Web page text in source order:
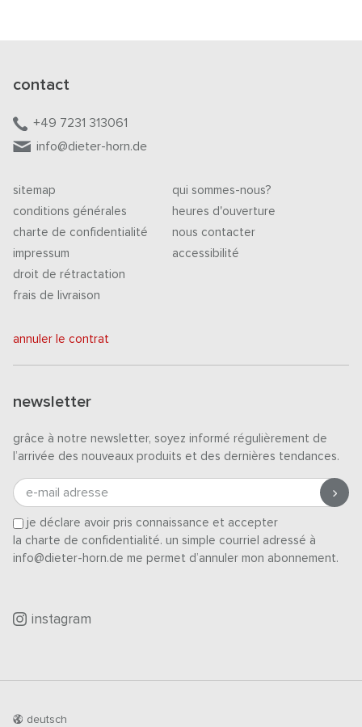
contact
+49 7231 313061
info@dieter-horn.de
sitemap
conditions générales
charte de confidentialité
impressum
droit de rétractation
frais de livraison
qui sommes-nous?
heures d'ouverture
nous contacter
accessibilité
annuler le contrat
newsletter
grâce à notre newsletter, soyez informé régulièrement de
l’arrivée des nouveaux produits et des dernières tendances.
e-mail adresse
je déclare avoir pris connaissance et accepter
la charte de confidentialité. un simple courriel adressé à
info@dieter-horn.de me permet d’annuler mon abonnement.
instagram
deutsch